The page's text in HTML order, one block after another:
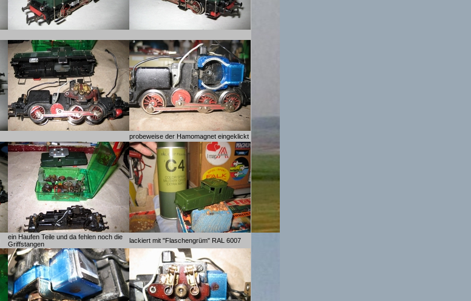
probeweise der Hamomagnet eingeklickt
ein Haufen Teile und da fehlen noch die
Griffstangen
lackiert mit "Flaschengrüm" RAL 6007